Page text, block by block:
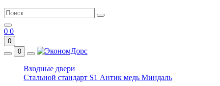
0 0
0
0
Входные двери
Стальной стандарт S1 Антик медь Миндаль